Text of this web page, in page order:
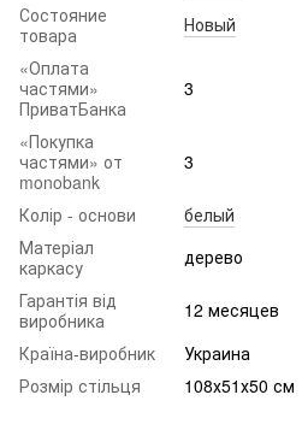
Состояние
товара
Новый
«Оплата
частями»
ПриватБанка
3
«Покупка
частями» от
monobank
3
Колір - основи
белый
Матеріал
каркасу
дерево
Гарантія від
виробника
12 месяцев
Країна-виробник
Украина
Розмір стільця
108х51х50 см